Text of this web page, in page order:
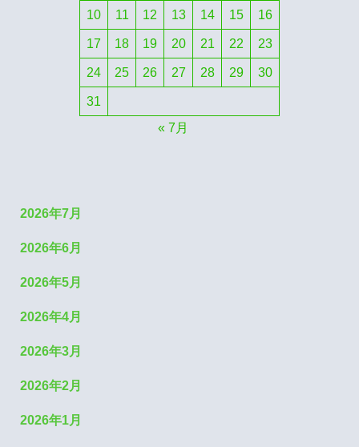
10 11 12 13 14 15 16
17 18 19 20 21 22 23
24 25 26 27 28 29 30
31
« 7月
2026年7月
2026年6月
2026年5月
2026年4月
2026年3月
2026年2月
2026年1月